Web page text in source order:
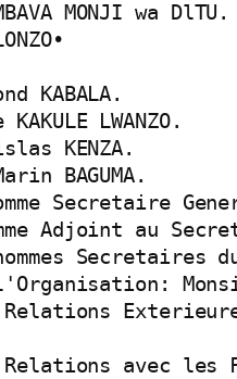
MONJI wa DlTU.
KABALA.
LWANZO.
KENZA.
BAGUMA.
Secretaire
Adjoint au
Secretaires
Relations
Relations avec